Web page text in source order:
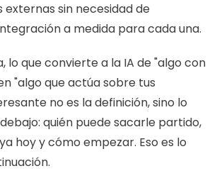
externas sin necesidad de
a medida para cada una.
lo que convierte a la IA de "algo con
"algo que actúa sobre tus
no es la definición, sino lo
quién puede sacarle partido,
hoy y cómo empezar. Eso es lo